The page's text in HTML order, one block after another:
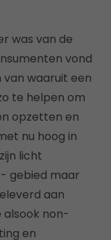
was van de
vond
waaruit een
te helpen om
opzetten en
nu hoog in
licht
gebied maar
aan
non-
en